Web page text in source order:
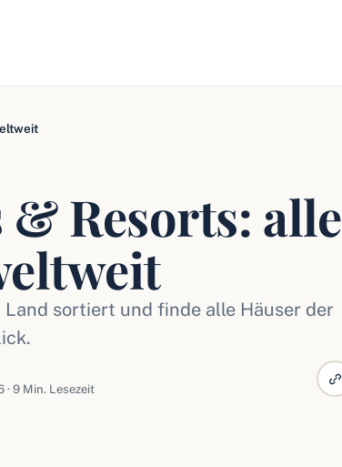
Resorts: alle
sortiert und finde alle Häuser der
· 9 Min. Lesezeit